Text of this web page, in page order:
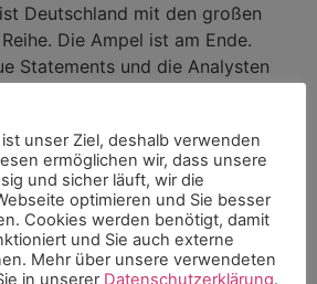
Deutschland mit den großen
Die Ampel ist am Ende.
Statements und die Analysten
neuen Prognosen hinterher.
Arbeit nicht
– Kolumne
unser Ziel, deshalb verwenden
ermöglichen wir, dass unsere
und sicher läuft, wir die
optimieren und Sie besser
Cookies werden benötigt, damit
und Sie auch externe
Mehr über unsere verwendeten
in unserer Datenschutzerklärung.